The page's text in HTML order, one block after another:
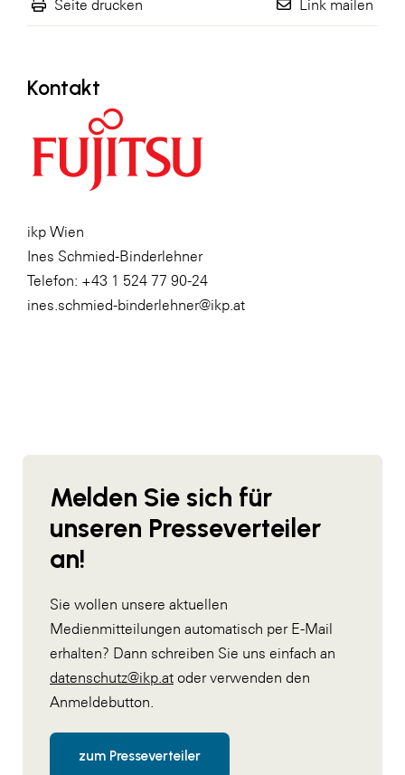
Seite drucken Link mailen
Kontakt
ikp Wien
Ines Schmied-Binderlehner
Telefon: +43 1 524 77 90-24
ines.schmied-binderlehner@ikp.at
Melden Sie sich für
unseren Presseverteiler
an!
Sie wollen unsere aktuellen
Medienmitteilungen automatisch per E-Mail
erhalten? Dann schreiben Sie uns einfach an
datenschutz@ikp.at oder verwenden den
Anmeldebutton.
zum Presseverteiler